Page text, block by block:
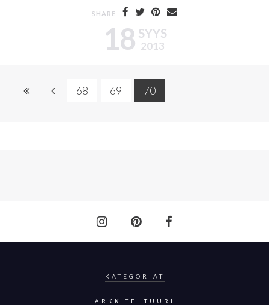
18 SYYS
2013
SHARE
68 69 70
KATEGORIAT
ARKKITEHTUURI